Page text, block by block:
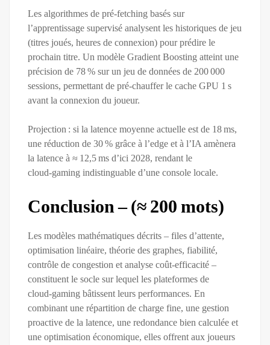
Les algorithmes de pré‑fetching basés sur
l’apprentissage supervisé analysent les historiques de jeu
(titres joués, heures de connexion) pour prédire le
prochain titre. Un modèle Gradient Boosting atteint une
précision de 78 % sur un jeu de données de 200 000
sessions, permettant de pré‑chauffer le cache GPU 1 s
avant la connexion du joueur.
Projection : si la latence moyenne actuelle est de 18 ms,
une réduction de 30 % grâce à l’edge et à l’IA amènera
la latence à ≈ 12,5 ms d’ici 2028, rendant le
cloud‑gaming indistinguable d’une console locale.
Conclusion – (≈ 200 mots)
Les modèles mathématiques décrits – files d’attente,
optimisation linéaire, théorie des graphes, fiabilité,
contrôle de congestion et analyse coût‑efficacité –
constituent le socle sur lequel les plateformes de
cloud‑gaming bâtissent leurs performances. En
combinant une répartition de charge fine, une gestion
proactive de la latence, une redondance bien calculée et
une optimisation économique, elles offrent aux joueurs